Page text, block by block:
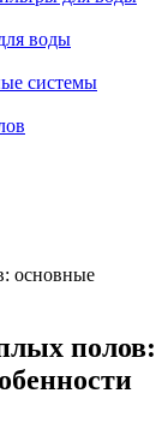
воды
системы
основные
полов: